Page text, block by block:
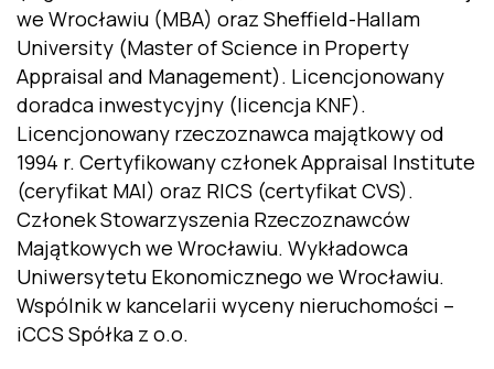
we Wrocławiu (MBA) oraz Sheffield-Hallam
University (Master of Science in Property
Appraisal and Management). Licencjonowany
doradca inwestycyjny (licencja KNF).
Licencjonowany rzeczoznawca majątkowy od
1994 r. Certyfikowany członek Appraisal Institute
(ceryfikat MAI) oraz RICS (certyfikat CVS).
Członek Stowarzyszenia Rzeczoznawców
Majątkowych we Wrocławiu. Wykładowca
Uniwersytetu Ekonomicznego we Wrocławiu.
Wspólnik w kancelarii wyceny nieruchomości –
iCCS Spółka z o.o.